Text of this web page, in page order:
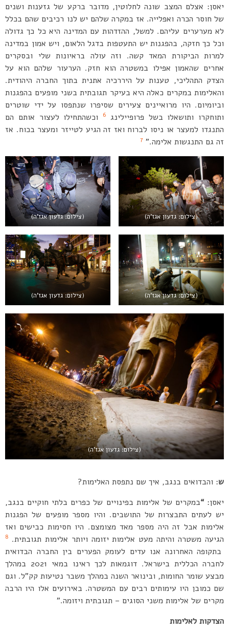
יאסן: אצלם המצב שונה לחלוטין, מדובר ברקע של גזענות ושנים
של חוסר הכרה ואפלייה. אז במקרה שלהם יש לנו רכיבים שהם בכלל
לא מערערים עליהם. למשל, ההזדהות עם המדינה היא כל כך גדולה
וכל כך חזקה, בהפגנות יש התעטפות בדגל הלאום, ויש אמון במדינה
למרות הביקורת המאד קשה. וזה עולה בראיונות שלי ובסקרים
אחרים שהאמון אפילו במשטרה הוא חזק. הערעור שלהם הוא על
הצדק התהליכי, טענות על היררכיה אתנית בתוך החברה היהודית.
והאלימות במקרים כאלה היא בעיקר תגובתית בשני מופעים בהפגנות
וביומיום. היו מרואיינים צעירים שסיפרו שנתפסו על ידי שוטרים
ותוחקרו ותושאלו בשל פרופיילינג 6
וכשהתחילו לעצור אותם הם
התנגדו למעצר או ניסו לברוח ואז זה הגיע לטייזר ומעצר בכוח. אז
זה גם התנגשות אלימה.” 7
(צילום: גדעון אגז’ה) (צילום: גדעון אגז’ה)
(צילום: גדעון אגז’ה) (צילום: גדעון אגז’ה)
(צילום: גדעון אגז’ה)
ש: והבדואים בנגב, איך שם נתפסת האלימות?
יאסן: “במקרים של אלימות בפינויים של כפרים בלתי חוקיים בנגב,
יש לעתים התבצרות של התושבים. והיו מספר מופעים של הפגנות
אלימות אבל זה היה מספר מאד מצומצם. היו חסימות כבישים ואז
הגיעה משטרה והיתה מעט אלימות יזומה ויותר אלימות תגובתית. 8
בתקופה האחרונה אנו עדים לעומק הפערים בין החברה הבדואית
לחברה הכללית בישראל. דוגמאות לכך ראינו במאי 2021 במהלך
מבצע שומר החומות, ובינואר השנה במהלך משבר נטיעות קק”ל. וגם
שם כמובן היו עימותים רבים עם המשטרה. באירועים אלו היו הרבה
מקרים של אלימות משני הסוגים – תגובתית ויזומה.”
הצדקות לאלימות